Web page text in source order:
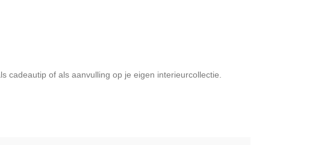
cadeautip of als aanvulling op je eigen interieurcollectie.